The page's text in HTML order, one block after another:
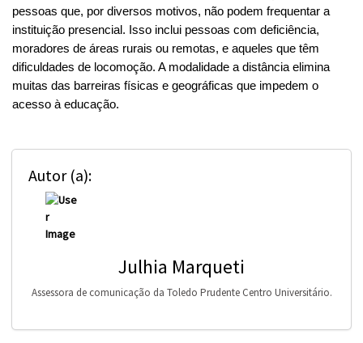
pessoas que, por diversos motivos, não podem frequentar a
instituição presencial. Isso inclui pessoas com deficiência,
moradores de áreas rurais ou remotas, e aqueles que têm
dificuldades de locomoção. A modalidade a distância elimina
muitas das barreiras físicas e geográficas que impedem o
acesso à educação.
Autor (a):
Julhia Marqueti
Assessora de comunicação da Toledo Prudente Centro Universitário.